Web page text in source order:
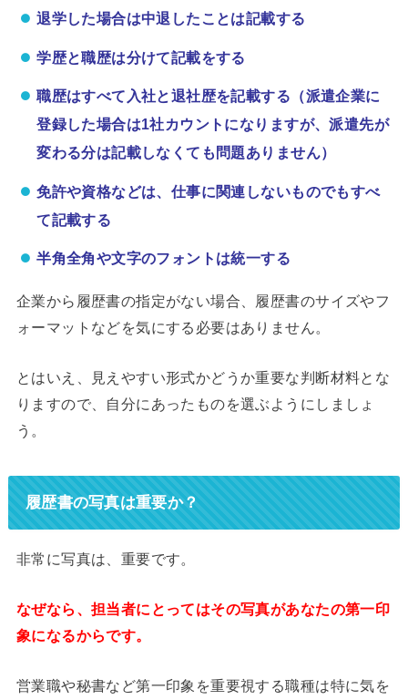
退学した場合は中退したことは記載する
学歴と職歴は分けて記載をする
職歴はすべて入社と退社歴を記載する（派遣企業に
登録した場合は1社カウントになりますが、派遣先が
変わる分は記載しなくても問題ありません）
免許や資格などは、仕事に関連しないものでもすべ
て記載する
半角全角や文字のフォントは統一する
企業から履歴書の指定がない場合、履歴書のサイズやフ
ォーマットなどを気にする必要はありません。
とはいえ、見えやすい形式かどうか重要な判断材料とな
りますので、自分にあったものを選ぶようにしましょ
う。
履歴書の写真は重要か？
非常に写真は、重要です。
なぜなら、担当者にとってはその写真があなたの第一印
象になるからです。
営業職や秘書など第一印象を重要視する職種は特に気を